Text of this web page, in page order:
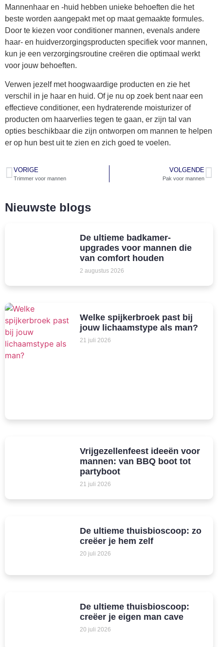
Mannenhaar en -huid hebben unieke behoeften die het
beste worden aangepakt met op maat gemaakte formules.
Door te kiezen voor conditioner mannen, evenals andere
haar- en huidverzorgingsproducten specifiek voor mannen,
kun je een verzorgingsroutine creëren die optimaal werkt
voor jouw behoeften.
Verwen jezelf met hoogwaardige producten en zie het
verschil in je haar en huid. Of je nu op zoek bent naar een
effectieve conditioner, een hydraterende moisturizer of
producten om haarverlies tegen te gaan, er zijn tal van
opties beschikbaar die zijn ontworpen om mannen te helpen
er op hun best uit te zien en zich goed te voelen.
VORIGE
Trimmer voor mannen
VOLGENDE
Pak voor mannen
Nieuwste blogs
De ultieme badkamer-
upgrades voor mannen die
van comfort houden
2 augustus 2026
Welke spijkerbroek past bij
jouw lichaamstype als man?
21 juli 2026
Vrijgezellenfeest ideeën voor
mannen: van BBQ boot tot
partyboot
21 juli 2026
De ultieme thuisbioscoop: zo
creëer je hem zelf
20 juli 2026
De ultieme thuisbioscoop:
creëer je eigen man cave
20 juli 2026